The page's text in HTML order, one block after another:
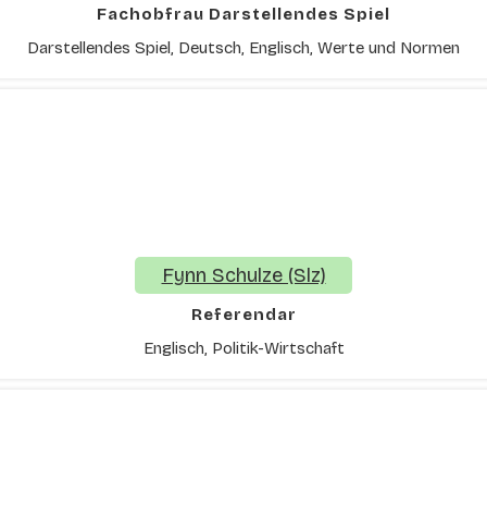
Fachobfrau Darstellendes Spiel
Darstellendes Spiel, Deutsch, Englisch, Werte und Normen
Fynn Schulze (Slz)
Referendar
Englisch, Politik-Wirtschaft